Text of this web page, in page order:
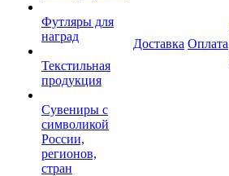
Футляры для
наград
Текстильная
продукция
Сувениры с
символикой
России,
регионов,
стран
Доставка Оплата